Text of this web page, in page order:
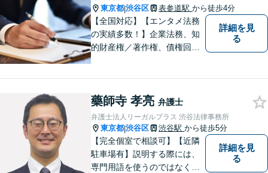
を解決しましょう。お気軽に
ご相談下さい。
東京都|渋谷区 表参道駅 から徒歩4分
【全国対応】【エンタメ法務
の実績多数！】企業法務、知
的財産権／著作権、債権回収
ガルサービスをお届けしま
す。
詳細を見
る
藥師寺 孝亮 弁護士
弁護士法人リーガルプラス 渋谷法律事務所
東京都|渋谷区 渋谷駅 から徒歩5分
【完全個室で相談可】【近隣
駐車場有】説明する際には、
専門用語を使うのではなく、
詳細を見
る